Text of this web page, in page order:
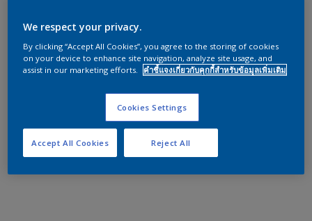
We respect your privacy.
By clicking “Accept All Cookies”, you agree to the storing of cookies
on your device to enhance site navigation, analyze site usage, and
assist in our marketing efforts.
คำชี้แจงเกี่ยวกับคุกกี้สำหรับข้อมูลเพิ่มเติม
Cookies Settings
Reject All
Accept All Cookies